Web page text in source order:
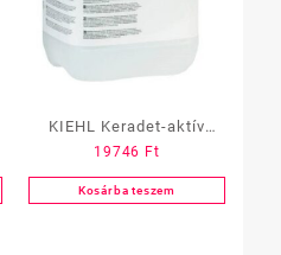
KIEHL Keradet-aktív
alkoholos
univ.tisztítószer10 L
19746 Ft
Kosárba teszem